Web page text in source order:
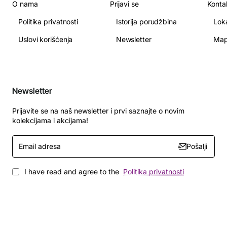
O nama
Politika privatnosti
Uslovi korišćenja
Prijavi se
Istorija porudžbina
Newsletter
Newsletter
Prijavite se na naš newsletter i prvi saznajte o novim
kolekcijama i akcijama!
Email
adresa
Pošalji
I have read and agree to the Politika privatnosti